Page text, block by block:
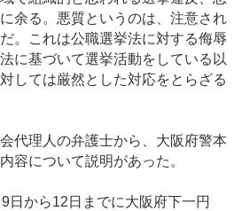
余る。悪質というのは、注意され
。これは公職選挙法に対する侮辱
に基づいて選挙活動をしている以
しては厳然とした対応をとらざる
代理人の弁護士から、大阪府警本
容について説明があった。
から12日までに大阪府下一円